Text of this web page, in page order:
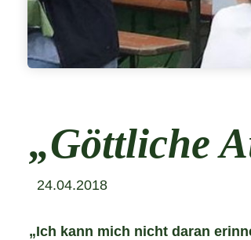
„Göttliche
24.04.2018
„Ich kann mich nicht daran